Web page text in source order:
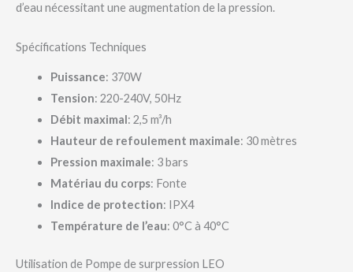
d’eau nécessitant une augmentation de la pression.
Spécifications Techniques
Puissance: 370W
Tension: 220-240V, 50Hz
Débit maximal: 2,5 m³/h
Hauteur de refoulement maximale: 30 mètres
Pression maximale: 3 bars
Matériau du corps: Fonte
Indice de protection: IPX4
Température de l’eau: 0°C à 40°C
Utilisation de Pompe de surpression LEO